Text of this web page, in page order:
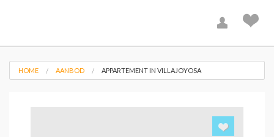
HOME AANBOD APPARTEMENT IN VILLAJOYOSA